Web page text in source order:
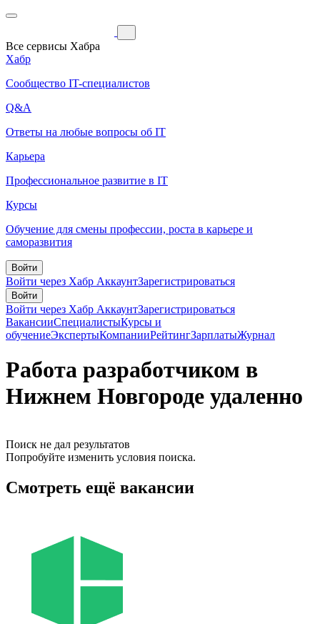
Все сервисы Хабра
Хабр
Сообщество IT-специалистов
Q&A
Ответы на любые вопросы об IT
Карьера
Профессиональное развитие в IT
Курсы
Обучение для смены профессии, роста в карьере и
саморазвития
Войти
Войти через Хабр АккаунтЗарегистрироваться
Войти
Войти через Хабр АккаунтЗарегистрироваться
ВакансииСпециалистыКурсы и
обучениеЭкспертыКомпанииРейтингЗарплатыЖурнал
Работа разработчиком в
Нижнем Новгороде удаленно
Поиск не дал результатов
Попробуйте изменить условия поиска.
Смотреть ещё вакансии